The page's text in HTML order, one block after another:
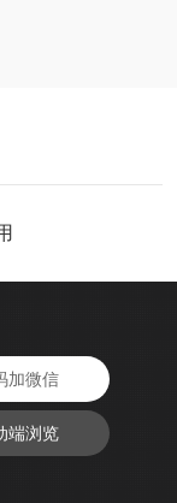
加微信
端浏览